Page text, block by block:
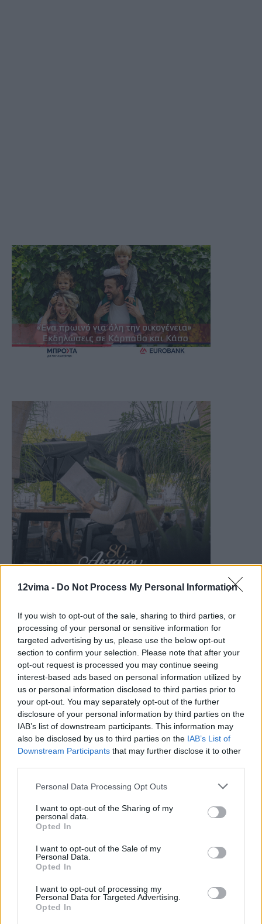
12vima - Do Not Process My Personal Information
If you wish to opt-out of the sale, sharing to third parties, or
processing of your personal or sensitive information for
targeted advertising by us, please use the below opt-out
section to confirm your selection. Please note that after your
opt-out request is processed you may continue seeing
interest-based ads based on personal information utilized by
us or personal information disclosed to third parties prior to
your opt-out. You may separately opt-out of the further
disclosure of your personal information by third parties on the
IAB’s list of downstream participants. This information may
also be disclosed by us to third parties on the IAB’s List of
Downstream Participants that may further disclose it to other
Personal Data Processing Opt Outs
I want to opt-out of the Sharing of my
personal data.
Opted In
I want to opt-out of the Sale of my
Personal Data.
Opted In
I want to opt-out of processing my
Personal Data for Targeted Advertising.
Opted In